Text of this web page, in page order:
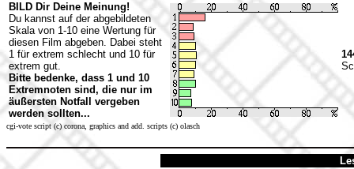
BILD Dir Deine Meinung!
Du kannst auf der abgebildeten
Skala von 1-10 eine Wertung für
diesen Film abgeben. Dabei steht
1 für extrem schlecht und 10 für
extrem gut.
Bitte bedenke, dass 1 und 10
Extremnoten sind, die nur im
äußersten Notfall vergeben
werden sollten...
cgi-vote script (c) corona, graphics and add. scripts (c) olasch